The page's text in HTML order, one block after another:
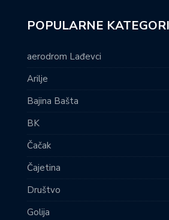
POPULARNE
aerodrom Lađevci
Arilje
Bajina Bašta
BK
Čačak
Čajetina
Društvo
Golija